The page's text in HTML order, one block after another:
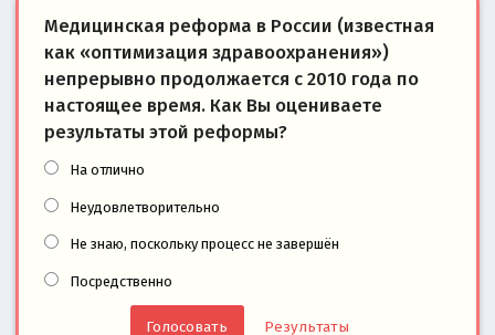
Медицинская реформа в России (известная
как «оптимизация здравоохранения»)
непрерывно продолжается с 2010 года по
настоящее время. Как Вы оцениваете
результаты этой реформы?
На отлично
Неудовлетворительно
Не знаю, поскольку процесс не завершён
Посредственно
Результаты